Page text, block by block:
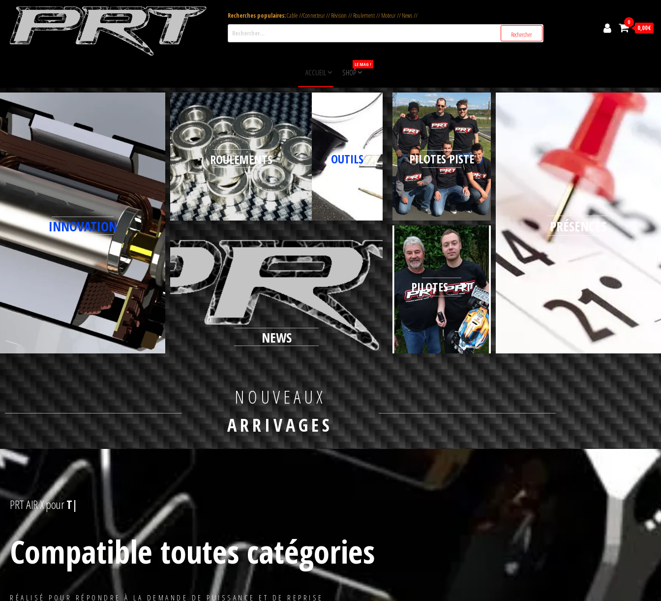
Faisons
d'une
passion
une
!
Recherches populaires:Cable //Connecteur // Révision // Roulement // Moteur // News //
0
0,00€
ACCUEIL SHOP
LE MAG !
INNOVATION
ROULEMENTS OUTILS
NEWS
PILOTES PISTE
PILOTES TT
PRÉSENCES
NOUVEAUX
ARRIVAGES
PRT AIR X pourTOUT-TERRAIN
Compatible toutes catégories
RÉALISÉ POUR RÉPONDRE À LA DEMANDE DE PUISSANCE ET DE REPRISE